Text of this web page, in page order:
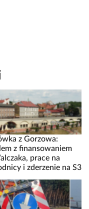
z Gorzowa:
z finansowaniem
prace na
i zderzenie na S3